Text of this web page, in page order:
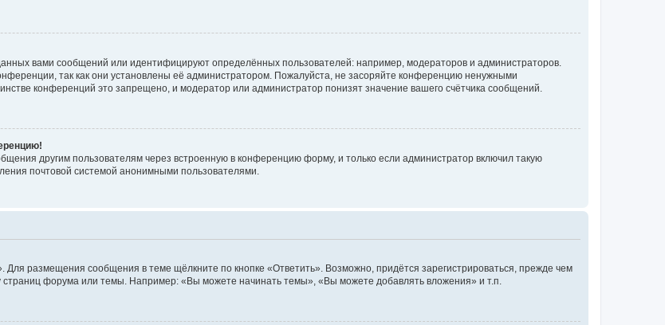
вами сообщений или идентифицируют определённых пользователей: например, модераторов и администраторов.
так как они установлены её администратором. Пожалуйста, не засоряйте конференцию ненужными
конференций это запрещено, и модератор или администратор понизят значение вашего счётчика сообщений.
другим пользователям через встроенную в конференцию форму, и только если администратор включил такую
почтовой системой анонимными пользователями.
размещения сообщения в теме щёлкните по кнопке «Ответить». Возможно, придётся зарегистрироваться, прежде чем
форума или темы. Например: «Вы можете начинать темы», «Вы можете добавлять вложения» и т.п.